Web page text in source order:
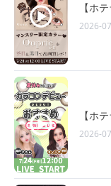
【ホ
2026-
【ホ
2026-